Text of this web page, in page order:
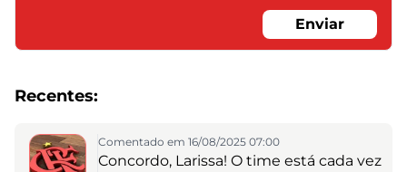
Enviar
Recentes:
Comentado em 16/08/2025 07:00
Concordo, Larissa! O time está cada vez